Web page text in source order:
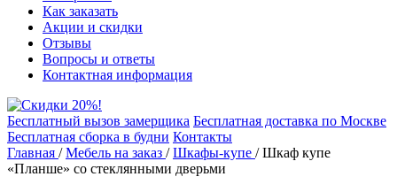
Как заказать
Акции и скидки
Отзывы
Вопросы и ответы
Контактная информация
Бесплатный вызов замерщика Бесплатная доставка по Москве
Бесплатная сборка в будни Контакты
Главная /Мебель на заказ /Шкафы-купе /Шкаф купе
«Планше» со стеклянными дверьми